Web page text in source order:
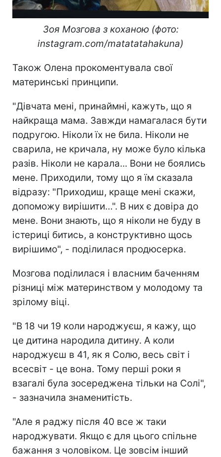
Зоя Мозгова з коханою (фото:
instagram.com/matatatahakuna)
Також Олена прокоментувала свої
материнські принципи.
"Дівчата мені, принаймні, кажуть, що я
найкраща мама. Завжди намагалася бути
подругою. Ніколи їх не била. Ніколи не
сварила, не кричала, ну може було кілька
разів. Ніколи не карала... Вони не боялись
мене. Приходили, тому що я їм сказала
відразу: "Приходиш, краще мені скажи,
допоможу вирішити…". В них є довіра до
мене. Вони знають, що я ніколи не буду в
істериці битись, а конструктивно щось
вирішимо", - поділилася продюсерка.
Мозгова поділилася і власним баченням
різниці між материнством у молодому та
зрілому віці.
"В 18 чи 19 коли народжуєш, я кажу, що
це дитина народила дитину. А коли
народжуєш в 41, як я Солю, весь світ і
всесвіт - це вона. Тому перші роки я
взагалі була зосереджена тільки на Солі",
- зазначила знаменитість.
"Але я раджу після 40 все ж таки
народжувати. Якщо є для цього спільне
бажання з чоловіком. Це зовсім інший